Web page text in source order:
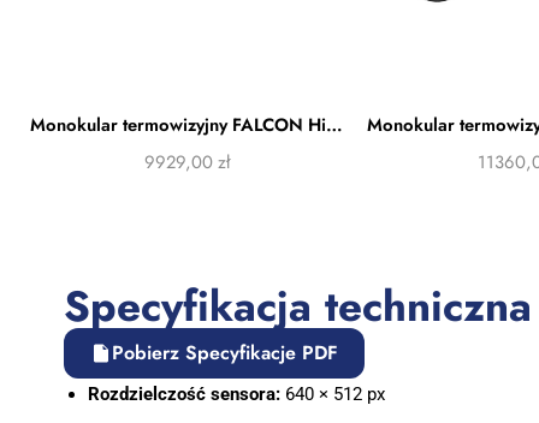
Monokular termowizyjny FALCON Hikmicro FQ35 2.0
9929,00zł
Specyfikacja techniczna
Pobierz Specyfikacje PDF
Rozdzielczość sensora:640 × 512 px